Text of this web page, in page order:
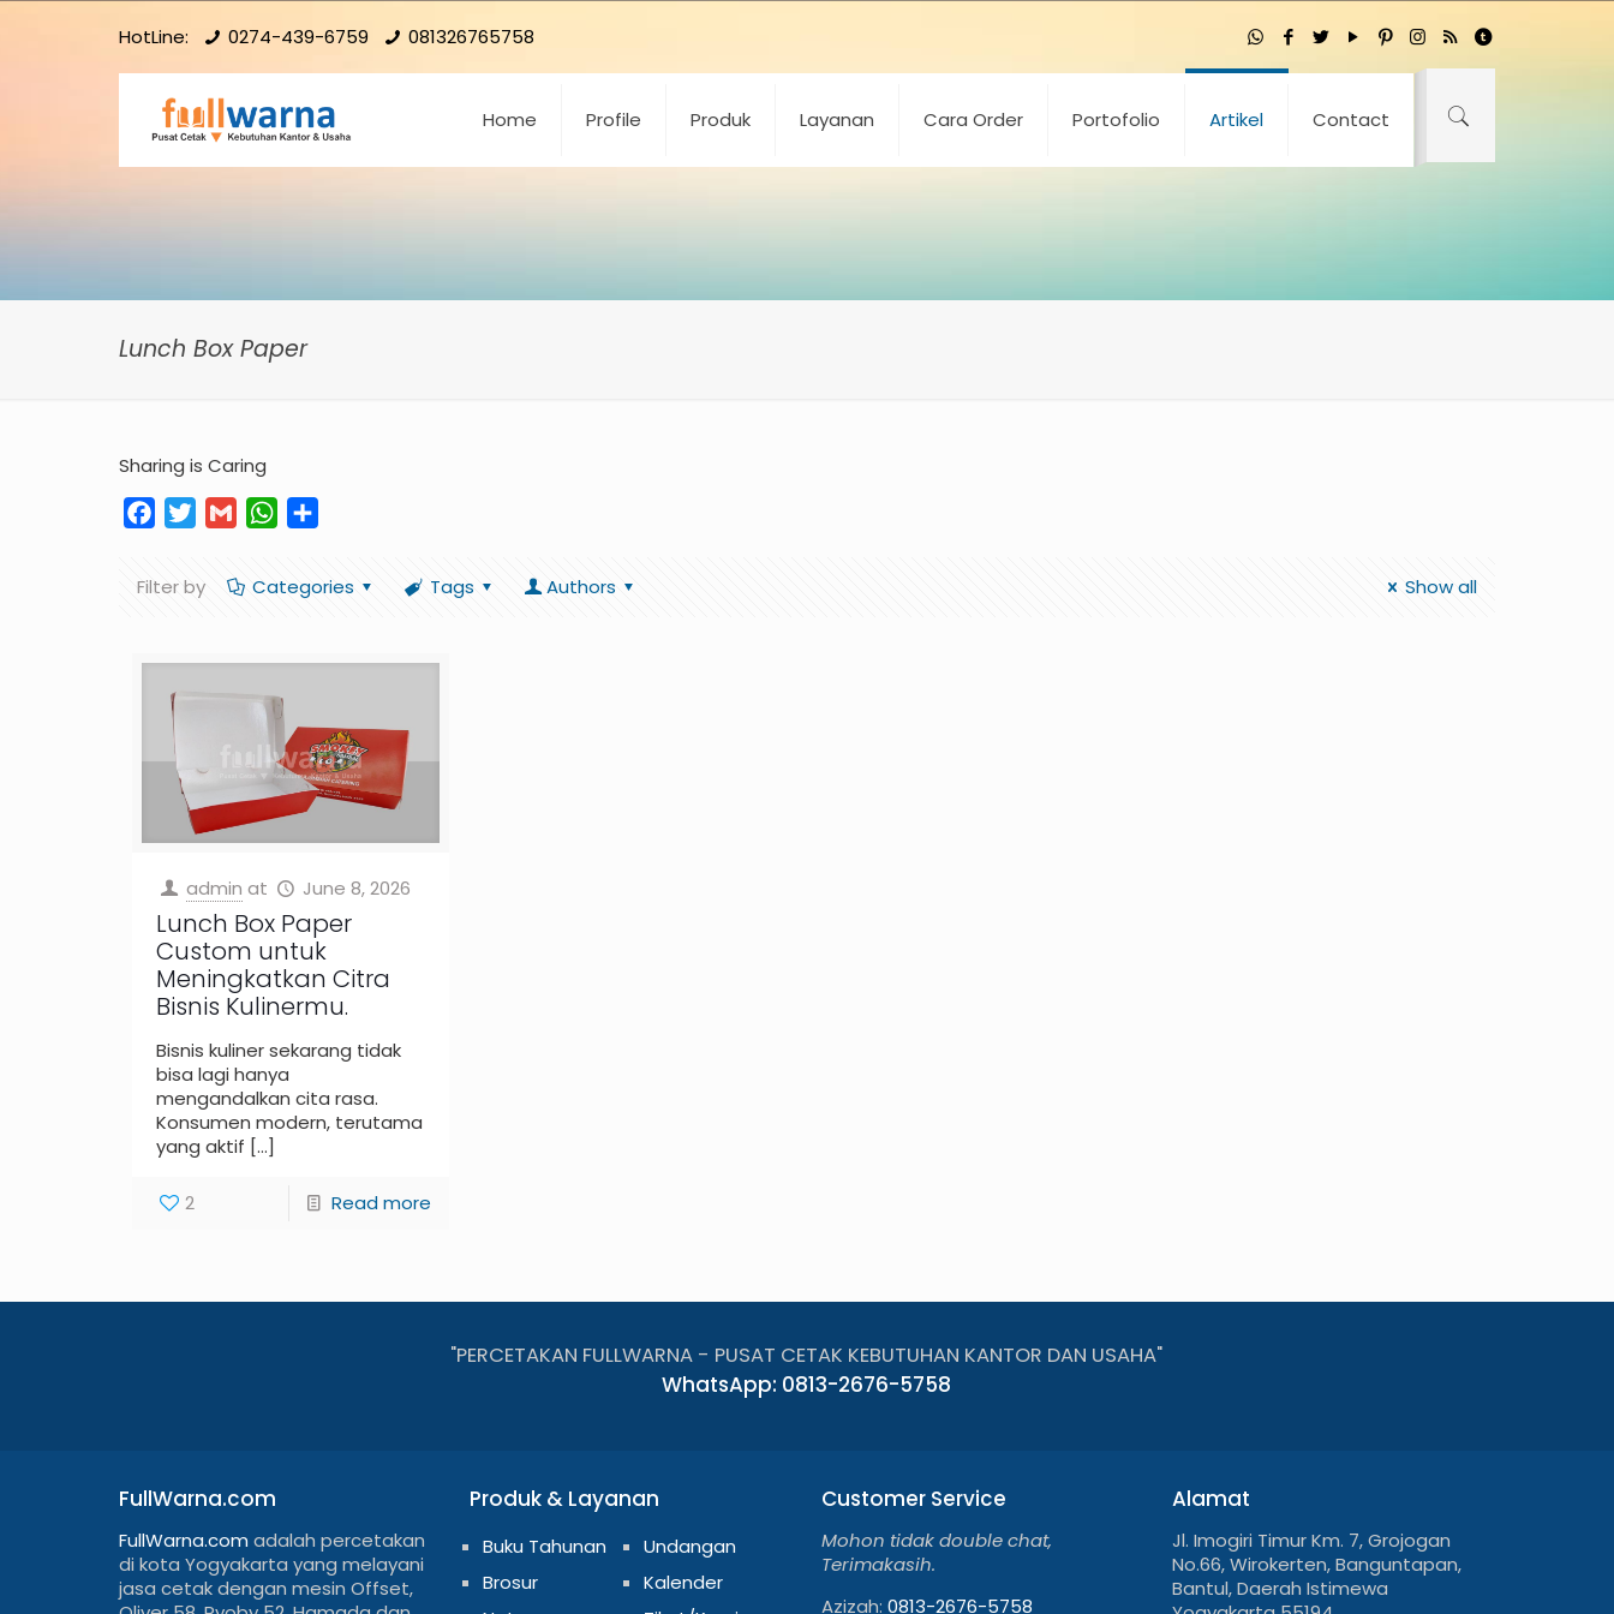
HotLine: 0274-439-6759 081326765758
Home Profile Produk Layanan Cara Order Portofolio Artikel Contact
Lunch Box Paper
Sharing is Caring
FacebookTwitterGmail WhatsApp
Filter by Categories Tags Authors Show all
admin at June 8, 2026
Lunch Box Paper
Custom untuk
Meningkatkan Citra
Bisnis Kulinermu.
Bisnis kuliner sekarang tidak
bisa lagi hanya
mengandalkan cita rasa.
Konsumen modern, terutama
yang aktif […]
2 Read more
"PERCETAKAN FULLWARNA - PUSAT CETAK KEBUTUHAN KANTOR DAN USAHA"
WhatsApp: 0813-2676-5758
FullWarna.com
FullWarna.com adalah percetakan
di kota Yogyakarta yang melayani
jasa cetak dengan mesin Offset,
Produk & Layanan
Buku Tahunan
Brosur
Undangan
Kalender
Customer Service
Mohon tidak double chat,
Terimakasih.
Azizah: 0813-2676-5758
Alamat
Jl. Imogiri Timur Km. 7, Grojogan
No.66, Wirokerten, Banguntapan,
Bantul, Daerah Istimewa